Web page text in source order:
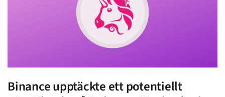
Binance upptäckte ett potentiellt